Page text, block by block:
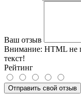
Ваш отзыв
Внимание: HTML не
текст!
Рейтинг
Отправить свой отзыв